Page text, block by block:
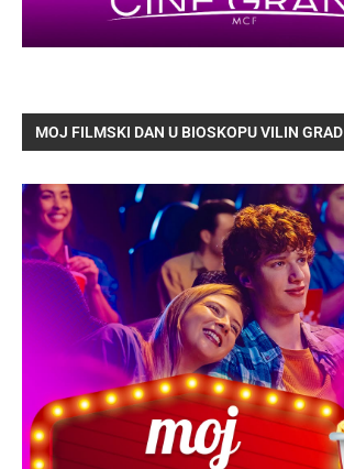
MOJ FILMSKI DAN U BIOSKOPU VILIN GRAD